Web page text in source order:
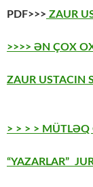
PDF>>> ZAUR
>>>> ƏN ÇOX
ZAUR USTACIN
> > > >
“YAZARLAR”